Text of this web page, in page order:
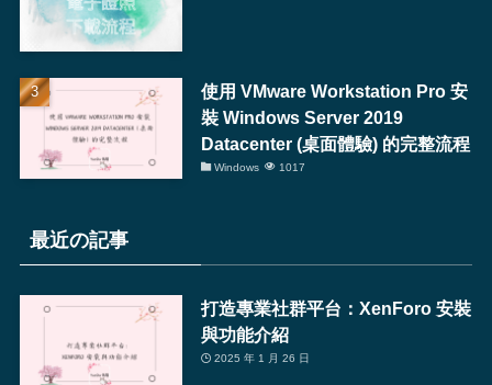
使用 VMware Workstation Pro 安
裝 Windows Server 2019
Datacenter (桌面體驗) 的完整流程
Windows 1017
最近の記事
打造專業社群平台：XenForo 安裝
與功能介紹
2025 年 1 月 26 日